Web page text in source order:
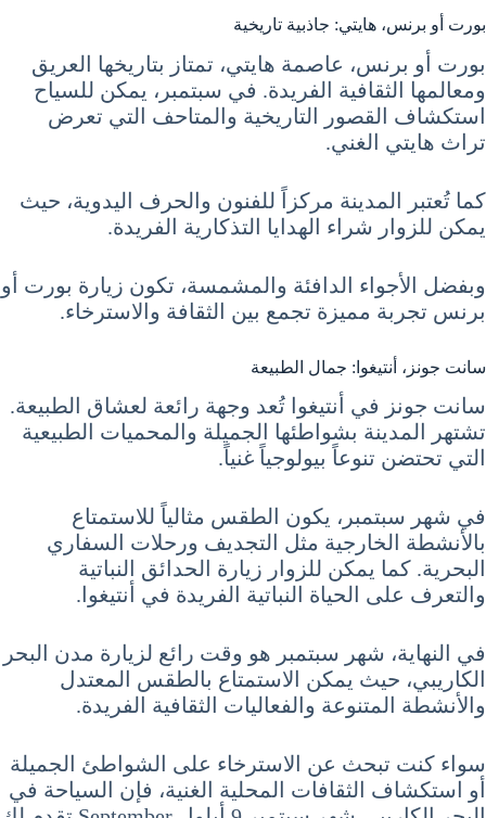
بورت أو برنس، هايتي: جاذبية تاريخية
بورت أو برنس، عاصمة هايتي، تمتاز بتاريخها العريق
ومعالمها الثقافية الفريدة. في سبتمبر، يمكن للسياح
استكشاف القصور التاريخية والمتاحف التي تعرض
تراث هايتي الغني.
كما تُعتبر المدينة مركزاً للفنون والحرف اليدوية، حيث
يمكن للزوار شراء الهدايا التذكارية الفريدة.
وبفضل الأجواء الدافئة والمشمسة، تكون زيارة بورت أو
برنس تجربة مميزة تجمع بين الثقافة والاسترخاء.
سانت جونز، أنتيغوا: جمال الطبيعة
سانت جونز في أنتيغوا تُعد وجهة رائعة لعشاق الطبيعة.
تشتهر المدينة بشواطئها الجميلة والمحميات الطبيعية
التي تحتضن تنوعاً بيولوجياً غنياً.
في شهر سبتمبر، يكون الطقس مثالياً للاستمتاع
بالأنشطة الخارجية مثل التجديف ورحلات السفاري
البحرية. كما يمكن للزوار زيارة الحدائق النباتية
والتعرف على الحياة النباتية الفريدة في أنتيغوا.
في النهاية، شهر سبتمبر هو وقت رائع لزيارة مدن البحر
الكاريبي، حيث يمكن الاستمتاع بالطقس المعتدل
والأنشطة المتنوعة والفعاليات الثقافية الفريدة.
سواء كنت تبحث عن الاسترخاء على الشواطئ الجميلة
أو استكشاف الثقافات المحلية الغنية، فإن السياحة في